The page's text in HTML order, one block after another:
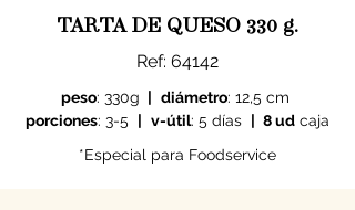
TARTA DE QUESO 330 g.
Ref: 64142
peso: 330g | diámetro: 12,5 cm
porciones: 3-5 | v-útil: 5 días | 8 ud caja
*Especial para Foodservice